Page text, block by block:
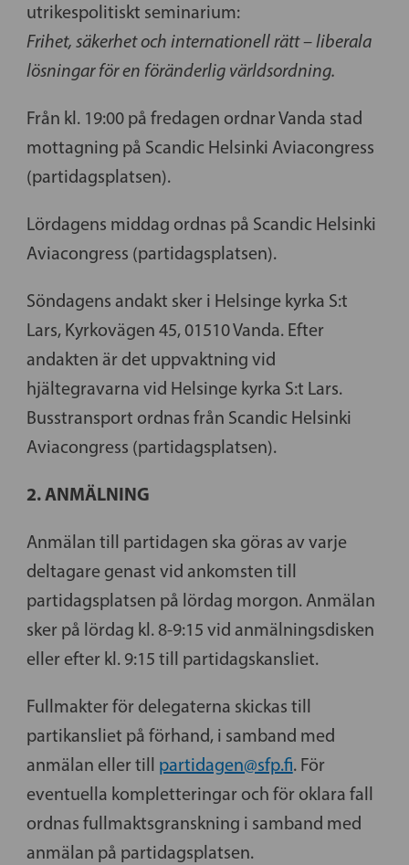
utrikespolitiskt seminarium:
Frihet, säkerhet och internationell rätt – liberala
lösningar för en föränderlig världsordning.
Från kl. 19:00 på fredagen ordnar Vanda stad
mottagning på Scandic Helsinki Aviacongress
(partidagsplatsen).
Lördagens middag ordnas på Scandic Helsinki
Aviacongress (partidagsplatsen).
Söndagens andakt sker i Helsinge kyrka S:t
Lars, Kyrkovägen 45, 01510 Vanda. Efter
andakten är det uppvaktning vid
hjältegravarna vid Helsinge kyrka S:t Lars.
Busstransport ordnas från Scandic Helsinki
Aviacongress (partidagsplatsen).
2. ANMÄLNING
Anmälan till partidagen ska göras av varje
deltagare genast vid ankomsten till
partidagsplatsen på lördag morgon. Anmälan
sker på lördag kl. 8-9:15 vid anmälningsdisken
eller efter kl. 9:15 till partidagskansliet.
Fullmakter för delegaterna skickas till
partikansliet på förhand, i samband med
anmälan eller till partidagen@sfp.fi. För
eventuella kompletteringar och för oklara fall
ordnas fullmaktsgranskning i samband med
anmälan på partidagsplatsen.